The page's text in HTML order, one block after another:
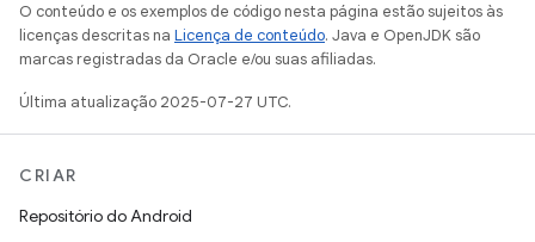
O conteúdo e os exemplos de código nesta página estão sujeitos às
licenças descritas na Licença de conteúdo. Java e OpenJDK são
marcas registradas da Oracle e/ou suas afiliadas.
Última atualização 2025-07-27 UTC.
CRIAR
Repositório do Android